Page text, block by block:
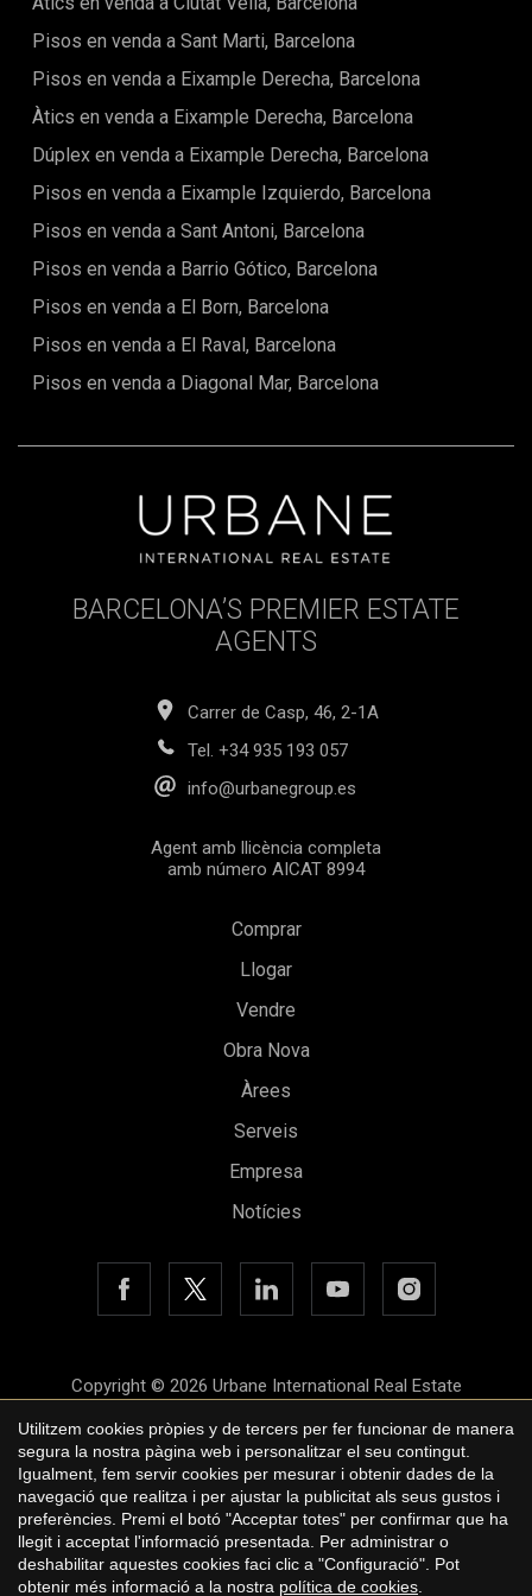
mediterrani.
Pisos en venda a Sant Marti, Barcelona
Pisos en venda a Eixample Derecha, Barcelona
Àtics en venda a Eixample Derecha, Barcelona
Dúplex en venda a Eixample Derecha, Barcelona
Pisos en venda a Eixample Izquierdo, Barcelona
Pisos en venda a Sant Antoni, Barcelona
Pisos en venda a Barrio Gótico, Barcelona
Pisos en venda a El Born, Barcelona
Pisos en venda a El Raval, Barcelona
Pisos en venda a Diagonal Mar, Barcelona
BARCELONA’S PREMIER ESTATE
AGENTS
Carrer de Casp, 46, 2-1A
Tel. +34 935 193 057
info@urbanegroup.es
Agent amb llicència completa
amb número AICAT 8994
Comprar
Llogar
Vendre
Obra Nova
Àrees
Serveis
Empresa
Notícies
Copyright © 2026 Urbane International Real Estate
Avís legal
Política de privacitat
Polí­tica de cookies
byiEstrategic
Utilitzem cookies pròpies y de tercers per fer funcionar de manera
segura la nostra pàgina web i personalitzar el seu contingut.
Igualment, fem servir cookies per mesurar i obtenir dades de la
navegació que realitza i per ajustar la publicitat als seus gustos i
preferències. Premi el botó "Acceptar totes" per confirmar que ha
llegit i acceptat l'informació presentada. Per administrar o
deshabilitar aquestes cookies faci clic a "Configuració". Pot
obtenir més informació a la nostra política de cookies
Guardar configuració Acceptar totes